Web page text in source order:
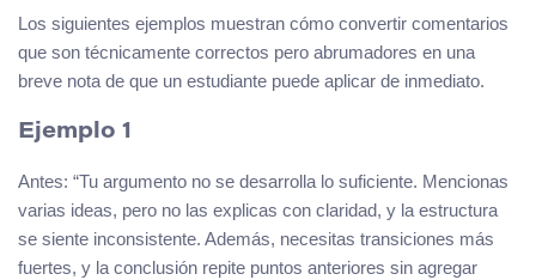
Los siguientes ejemplos muestran cómo convertir comentarios
que son técnicamente correctos pero abrumadores en una
breve nota de que un estudiante puede aplicar de inmediato.
Ejemplo 1
Antes: “Tu argumento no se desarrolla lo suficiente. Mencionas
varias ideas, pero no las explicas con claridad, y la estructura
se siente inconsistente. Además, necesitas transiciones más
fuertes, y la conclusión repite puntos anteriores sin agregar